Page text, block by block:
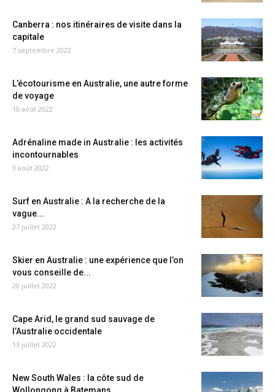
Canberra : nos itinéraires de visite dans la
capitale
7 septembre 2022
L’écotourisme en Australie, une autre forme
de voyage
10 août 2022
Adrénaline made in Australie : les activités
incontournables
3 août 2022
Surf en Australie : A la recherche de la
vague...
27 juillet 2022
Skier en Australie : une expérience que l’on
vous conseille de...
20 juillet 2022
Cape Arid, le grand sud sauvage de
l’Australie occidentale
13 juillet 2022
New South Wales : la côte sud de